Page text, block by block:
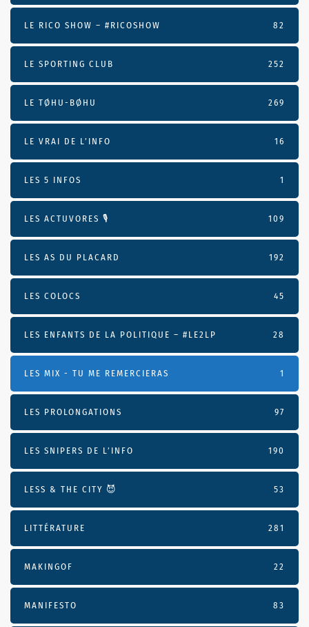
LE RICO SHOW – #RICOSHOW 82
LE SPORTING CLUB 252
LE TØHU-BØHU 269
LE VRAI DE L’INFO 16
LES 5 INFOS 1
LES ACTUVORES 🎙 109
LES AS DU PLACARD 192
LES COLOCS 45
LES ENFANTS DE LA POLITIQUE – #LE2LP 28
LES MIX - TU ME REMERCIERAS 1
LES PROLONGATIONS 97
LES SNIPERS DE L’INFO 190
LESS & THE CITY 😈 53
LITTÉRATURE 281
MAKINGOF 22
MANIFESTO 83